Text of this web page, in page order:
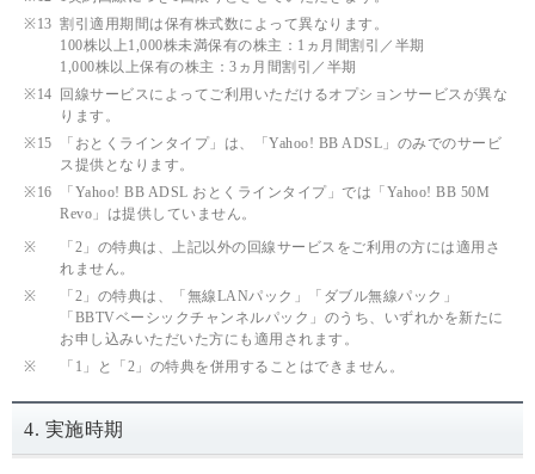
※13 割引適用期間は保有株式数によって異なります。
100株以上1,000株未満保有の株主：1ヵ月間割引／半期
1,000株以上保有の株主：3ヵ月間割引／半期
※14
回線サービスによってご利用いただけるオプションサービスが異な
ります。
※15
「おとくラインタイプ」は、「Yahoo! BB ADSL」のみでのサービ
ス提供となります。
※16
「Yahoo! BB ADSL おとくラインタイプ」では「Yahoo! BB 50M
Revo」は提供していません。
※
「2」の特典は、上記以外の回線サービスをご利用の方には適用さ
れません。
※
「2」の特典は、「無線LANパック」「ダブル無線パック」
「BBTVベーシックチャンネルパック」のうち、いずれかを新たに
お申し込みいただいた方にも適用されます。
※
「1」と「2」の特典を併用することはできません。
4. 実施時期